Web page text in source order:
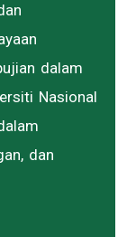
dalam
Nasional
dan